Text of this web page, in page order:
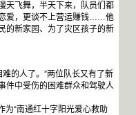
天飞舞，半天下来，队员们都
爱，更谈不上营运赚钱……他
的新家园、为了灾区孩子的新
的人了。”两位队长又有了新
件中受伤的困难群众和驾驶人
“南通红十字阳光爱心救助